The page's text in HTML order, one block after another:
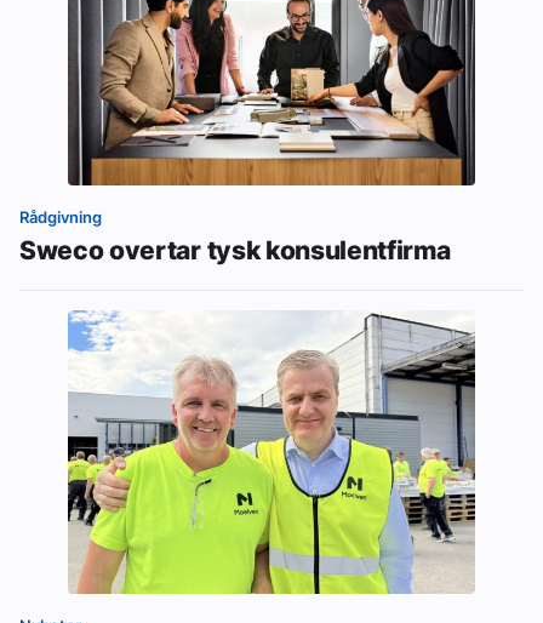
Rådgivning
Sweco overtar tysk konsulentfirma